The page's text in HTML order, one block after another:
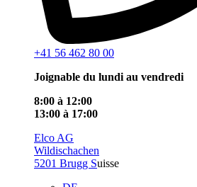
+41 56 462 80 00
Joignable du lundi au vendredi
8:00 à 12:00
13:00 à 17:00
Elco AG
Wildischachen
5201 Brugg Suisse